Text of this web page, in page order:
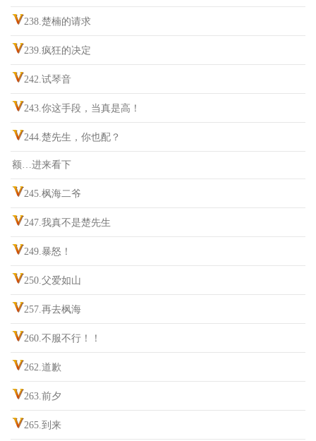
238.楚楠的请求
239.疯狂的决定
242.试琴音
243.你这手段，当真是高！
244.楚先生，你也配？
额…进来看下
245.枫海二爷
247.我真不是楚先生
249.暴怒！
250.父爱如山
257.再去枫海
260.不服不行！！
262.道歉
263.前夕
265.到来